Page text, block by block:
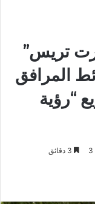
تريس”
المرافق
“رؤية
3